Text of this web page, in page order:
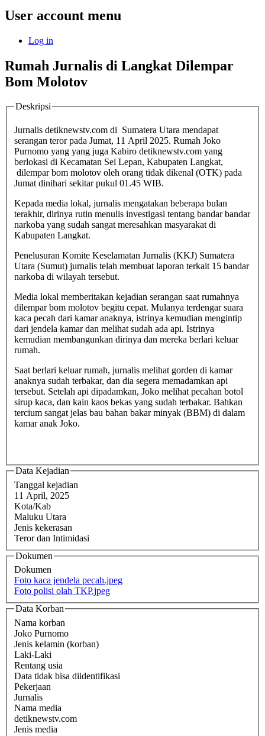
User account menu
Log in
Rumah Jurnalis di Langkat Dilempar
Bom Molotov
Deskripsi
Jurnalis detiknewstv.com di Sumatera Utara mendapat
serangan teror pada Jumat, 11 April 2025. Rumah Joko
Purnomo yang yang juga Kabiro detiknewstv.com yang
berlokasi di Kecamatan Sei Lepan, Kabupaten Langkat,
dilempar bom molotov oleh orang tidak dikenal (OTK) pada
Jumat dinihari sekitar pukul 01.45 WIB.
Kepada media lokal, jurnalis mengatakan beberapa bulan
terakhir, dirinya rutin menulis investigasi tentang bandar bandar
narkoba yang sudah sangat meresahkan masyarakat di
Kabupaten Langkat.
Penelusuran Komite Keselamatan Jurnalis (KKJ) Sumatera
Utara (Sumut) jurnalis telah membuat laporan terkait 15 bandar
narkoba di wilayah tersebut.
Media lokal memberitakan kejadian serangan saat rumahnya
dilempar bom molotov begitu cepat. Mulanya terdengar suara
kaca pecah dari kamar anaknya, istrinya kemudian mengintip
dari jendela kamar dan melihat sudah ada api. Istrinya
kemudian membangunkan dirinya dan mereka berlari keluar
rumah.
Saat berlari keluar rumah, jurnalis melihat gorden di kamar
anaknya sudah terbakar, dan dia segera memadamkan api
tersebut. Setelah api dipadamkan, Joko melihat pecahan botol
sirup kaca, dan kain kaos bekas yang sudah terbakar. Bahkan
tercium sangat jelas bau bahan bakar minyak (BBM) di dalam
kamar anak Joko.
Data Kejadian
Tanggal kejadian
11 April, 2025
Kota/Kab
Maluku Utara
Jenis kekerasan
Teror dan Intimidasi
Dokumen
Dokumen
Foto kaca jendela pecah.jpeg
Foto polisi olah TKP.jpeg
Data Korban
Nama korban
Joko Purnomo
Jenis kelamin (korban)
Laki-Laki
Rentang usia
Data tidak bisa diidentifikasi
Pekerjaan
Jurnalis
Nama media
detiknewstv.com
Jenis media